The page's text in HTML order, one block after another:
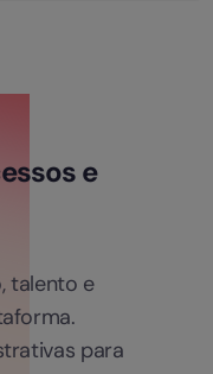
e
talento e
para